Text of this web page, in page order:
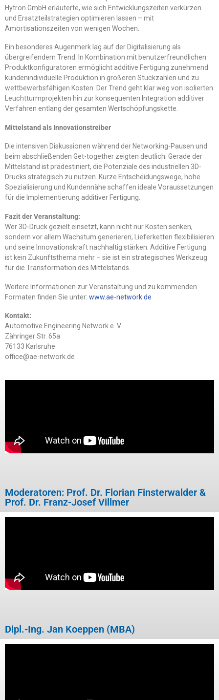
Hytron GmbH erläuterte, wie sich Entwicklungszeiten verkürzen
und Ersatzteilstrategien optimieren lassen – mit
Amortisationszeiten von wenigen Wochen.
Ein besonderes Augenmerk lag auf der Digitalisierung als
übergreifendem Trend. In Kombination mit benutzerfreundlichen
Produktkonfiguratoren ermöglicht additive Fertigung zunehmend
kundenindividuelle Produktion in größeren Stückzahlen und zu
wettbewerbsfähigen Kosten. Der Trend geht klar weg von isolierten
Leuchtturmprojekten hin zur konsequenten Integration additiver
Verfahren entlang der gesamten Wertschöpfungskette.
Mittelstand als Innovationstreiber
Die intensiven Diskussionen während der Networking-Pausen und
beim abschließenden Get-together zeigten deutlich: Gerade der
Mittelstand ist prädestiniert, die Potenziale des industriellen 3D-
Drucks strategisch zu nutzen. Kurze Entscheidungswege, hohe
Spezialisierung und Kundennähe schaffen ideale Voraussetzungen
für die Implementierung additiver Fertigung.
Fazit der Veranstaltung:
Wer 3D-Druck gezielt einsetzt, kann nicht nur Kosten senken,
sondern vor allem Wachstum generieren, Lieferketten flexibilisieren
und seine Innovationskraft nachhaltig stärken. Additive Fertigung
ist kein Zukunftsthema mehr – sie ist ein strategisches Werkzeug
für die Transformation des Mittelstands.
Weitere Informationen zur Veranstaltung und zu kommenden
Formaten finden Sie unter: www.ae-network.de
Kontakt:
Automotive Engineering Network e. V.
Zähringer Str. 65a
76133 Karlsruhe
office@ae-network.de
Moderatoren: Prof. Dr. Florian Finsterwalder &
Prof. Dr. Franz-Josef Villmer
Dipl.-Ing. Jan Koeppen (MBA)